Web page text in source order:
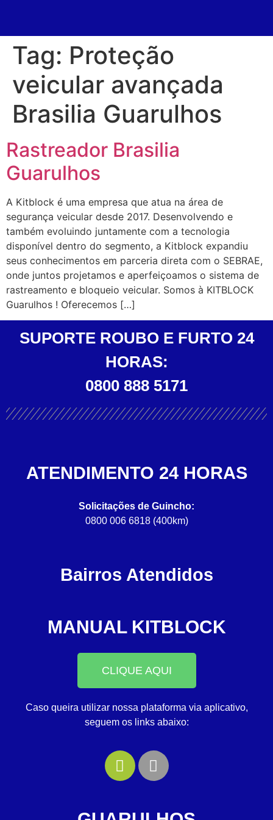
Tag: Proteção
veicular avançada
Brasilia Guarulhos
Rastreador Brasilia
Guarulhos
A Kitblock é uma empresa que atua na área de
segurança veicular desde 2017. Desenvolvendo e
também evoluindo juntamente com a tecnologia
disponível dentro do segmento, a Kitblock expandiu
seus conhecimentos em parceria direta com o SEBRAE,
onde juntos projetamos e aperfeiçoamos o sistema de
rastreamento e bloqueio veicular. Somos à KITBLOCK
Guarulhos ! Oferecemos […]
SUPORTE ROUBO E FURTO 24
HORAS:
0800 888 5171
ATENDIMENTO 24 HORAS
Solicitações de Guincho:
0800 006 6818 (400km)
Bairros Atendidos
MANUAL KITBLOCK
CLIQUE AQUI
Caso queira utilizar nossa plataforma via aplicativo,
seguem os links abaixo: